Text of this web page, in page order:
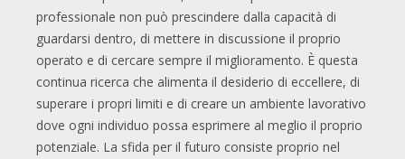
professionale non può prescindere dalla capacità di
guardarsi dentro, di mettere in discussione il proprio
operato e di cercare sempre il miglioramento. È questa
continua ricerca che alimenta il desiderio di eccellere, di
superare i propri limiti e di creare un ambiente lavorativo
dove ogni individuo possa esprimere al meglio il proprio
potenziale. La sfida per il futuro consiste proprio nel